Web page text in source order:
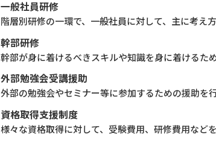
一般社員研修
階層別研修の一環で、一般社員に対して、主に考え
幹部研修
幹部が身に着けるべきスキルや知識を身に着けるた
外部勉強会受講援助
外部の勉強会やセミナー等に参加するための援助を行
資格取得支援制度
様々な資格取得に対して、受験費用、研修費用など